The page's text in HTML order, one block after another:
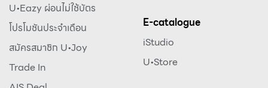
U•Eazy ผ่อนไม่ใช้บัตร
โปรโมชันประจำเดือน
สมัครสมาชิก U•Joy
Trade In
E-catalogue
iStudio
U•Store